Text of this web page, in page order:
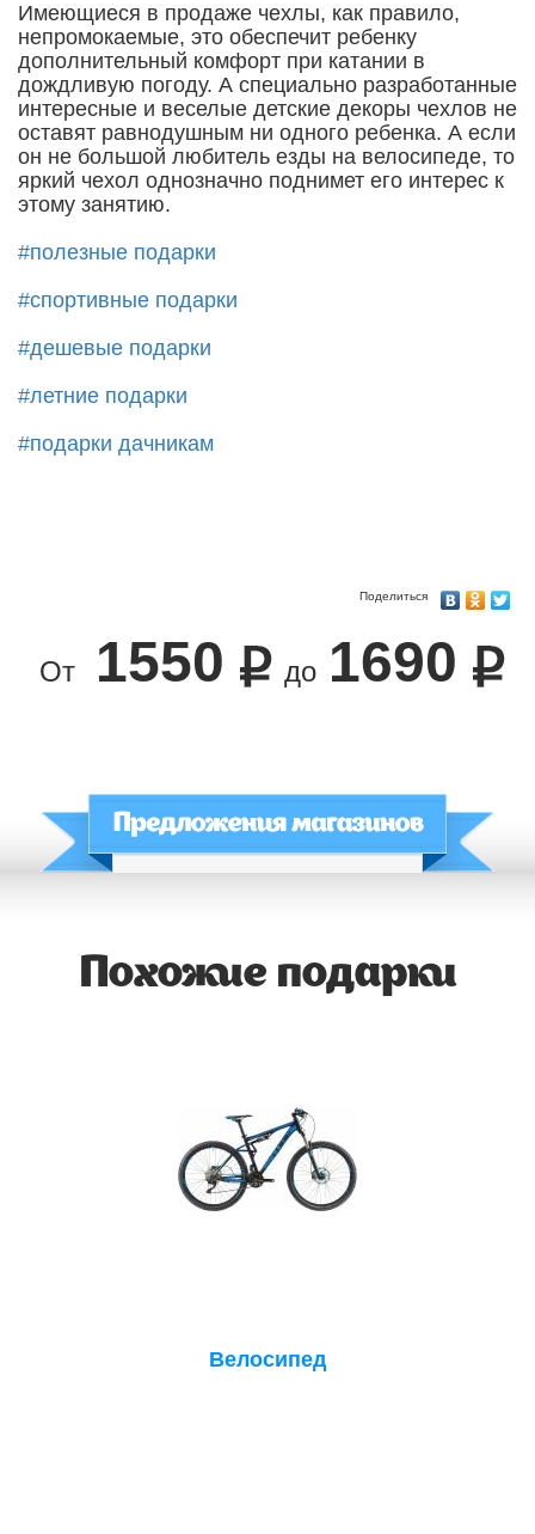
Имеющиеся в продаже чехлы, как правило,
непромокаемые, это обеспечит ребенку
дополнительный комфорт при катании в
дождливую погоду. А специально разработанные
интересные и веселые детские декоры чехлов не
оставят равнодушным ни одного ребенка. А если
он не большой любитель езды на велосипеде, то
яркий чехол однозначно поднимет его интерес к
этому занятию.
#полезные подарки
#спортивные подарки
#дешевые подарки
#летние подарки
#подарки дачникам
Поделиться
От 1550 до 1690
Похожие подарки
Велосипед